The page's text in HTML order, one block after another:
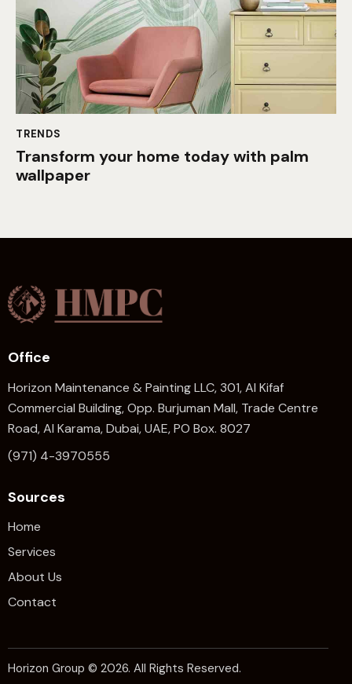
TRENDS
Transform your home today with palm
wallpaper
Office
Horizon Maintenance & Painting LLC, 301, Al Kifaf
Commercial Building, Opp. Burjuman Mall, Trade Centre
Road, Al Karama, Dubai, UAE, PO Box. 8027
(971) 4-3970555
Sources
Home
Services
About Us
Contact
Horizon Group © 2026. All Rights Reserved.